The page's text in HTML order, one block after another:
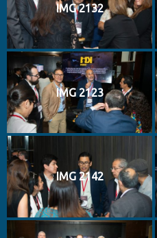
IMG 2132
IMG 2123
IMG 2142